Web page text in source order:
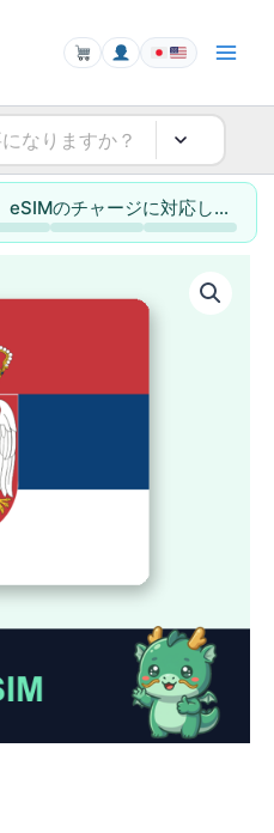
【新機能】eSIMのチャージに対応しました（データ容量の追加・利用日数の延長）